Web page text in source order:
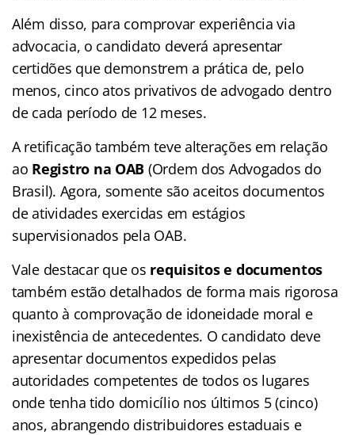
Além disso, para comprovar experiência via
advocacia, o candidato deverá apresentar
certidões que demonstrem a prática de, pelo
menos, cinco atos privativos de advogado dentro
de cada período de 12 meses.
A retificação também teve alterações em relação
ao Registro na OAB (Ordem dos Advogados do
Brasil). Agora, somente são aceitos documentos
de atividades exercidas em estágios
supervisionados pela OAB.
Vale destacar que os requisitos e documentos
também estão detalhados de forma mais rigorosa
quanto à comprovação de idoneidade moral e
inexistência de antecedentes. O candidato deve
apresentar documentos expedidos pelas
autoridades competentes de todos os lugares
onde tenha tido domicílio nos últimos 5 (cinco)
anos, abrangendo distribuidores estaduais e